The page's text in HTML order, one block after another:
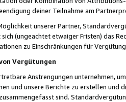
deiner Teilnahme am
unserer Partner,
(ungeachtet etwaiger Fristen) das
zu Einschränkungen für
Vergütungen
Anstrengungen unternehmen,
und unsere Berichte zu erstellen und
sind.